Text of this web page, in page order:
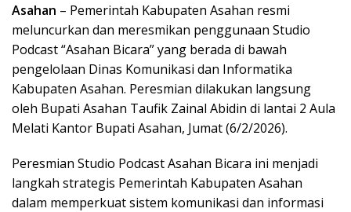
Asahan – Pemerintah Kabupaten Asahan resmi
meluncurkan dan meresmikan penggunaan Studio
Podcast “Asahan Bicara” yang berada di bawah
pengelolaan Dinas Komunikasi dan Informatika
Kabupaten Asahan. Peresmian dilakukan langsung
oleh Bupati Asahan Taufik Zainal Abidin di lantai 2 Aula
Melati Kantor Bupati Asahan, Jumat (6/2/2026).
Peresmian Studio Podcast Asahan Bicara ini menjadi
langkah strategis Pemerintah Kabupaten Asahan
dalam memperkuat sistem komunikasi dan informasi